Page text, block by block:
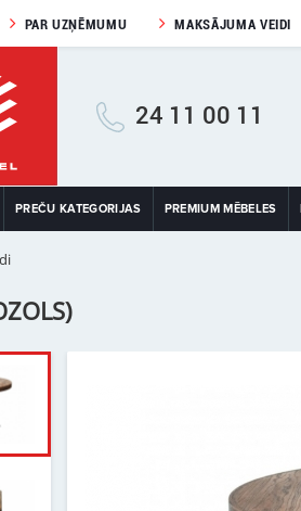
PAR UZŅĒMUMU MAKSĀJUMA VEIDI
24 11 00 11
PREČU KATEGORIJAS PREMIUM MĒBELES